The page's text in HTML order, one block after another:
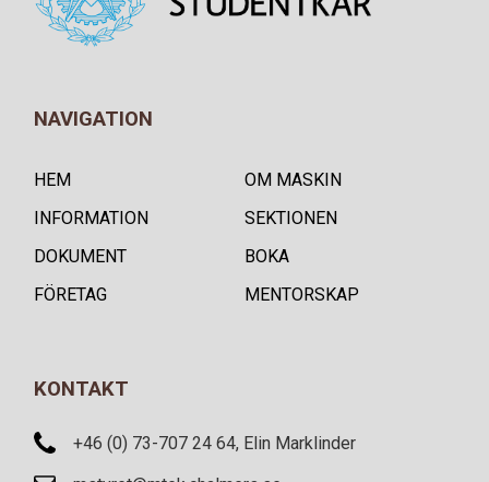
NAVIGATION
HEM
OM MASKIN
INFORMATION
SEKTIONEN
DOKUMENT
BOKA
FÖRETAG
MENTORSKAP
KONTAKT
+46 (0) 73-707 24 64, Elin Marklinder